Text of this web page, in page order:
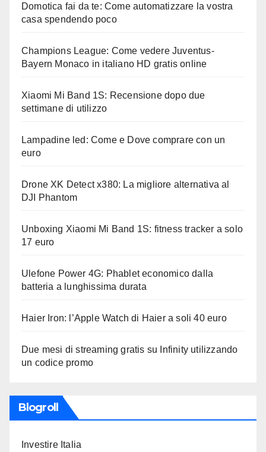
Domotica fai da te: Come automatizzare la vostra
casa spendendo poco
Champions League: Come vedere Juventus-
Bayern Monaco in italiano HD gratis online
Xiaomi Mi Band 1S: Recensione dopo due
settimane di utilizzo
Lampadine led: Come e Dove comprare con un
euro
Drone XK Detect x380: La migliore alternativa al
DJI Phantom
Unboxing Xiaomi Mi Band 1S: fitness tracker a solo
17 euro
Ulefone Power 4G: Phablet economico dalla
batteria a lunghissima durata
Haier Iron: l’Apple Watch di Haier a soli 40 euro
Due mesi di streaming gratis su Infinity utilizzando
un codice promo
Blogroll
Investire Italia